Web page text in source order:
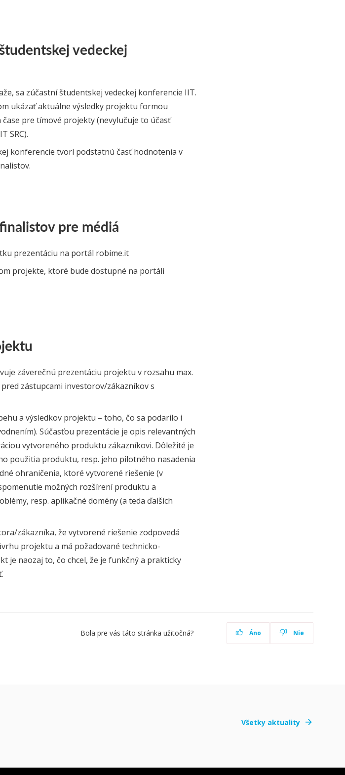
vedeckej
sa zúčastní študentskej vedeckej konferencie IIT.
ukázať aktuálne výsledky projektu formou
pre tímové projekty (nevylučuje to účasť
SRC).
konferencie tvorí podstatnú časť hodnotenia v
pre médiá
prezentáciu na portál robime.it
projekte, ktoré bude dostupné na portáli
záverečnú prezentáciu projektu v rozsahu max.
zástupcami investorov/zákazníkov s
a výsledkov projektu – toho, čo sa podarilo i
Súčasťou prezentácie je opis relevantných
vytvoreného produktu zákazníkovi. Dôležité je
použitia produktu, resp. jeho pilotného nasadenia
ohraničenia, ktoré vytvorené riešenie (v
možných rozšírení produktu a
resp. aplikačné domény (a teda ďalších
zákazníka, že vytvorené riešenie zodpovedá
projektu a má požadované technicko-
je naozaj to, čo chcel, že je funkčný a prakticky
Bola pre vás táto stránka užitočná? Áno Nie
Všetky aktuality